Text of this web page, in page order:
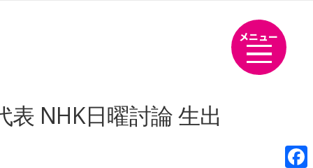
メニュー
NHK日曜討論 生出